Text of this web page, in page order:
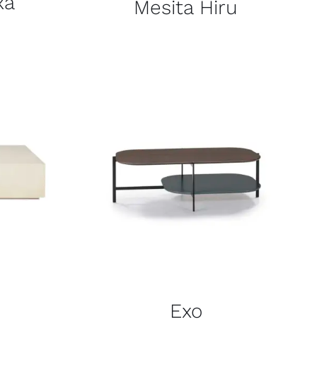
Mesita Hiru
Exo